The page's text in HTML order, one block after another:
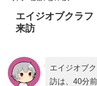
エイジオブクラフ
来訪
エイジオブ
訪は、40分